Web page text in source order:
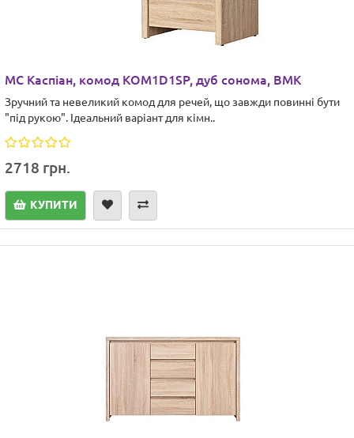
МС Каспіан, комод KOM1D1SP, дуб сонома, ВМК
Зручний та невеликий комод для речей, що завжди повинні бути
"під рукою". Ідеальний варіант для кімн..
2718 грн.
КУПИТИ